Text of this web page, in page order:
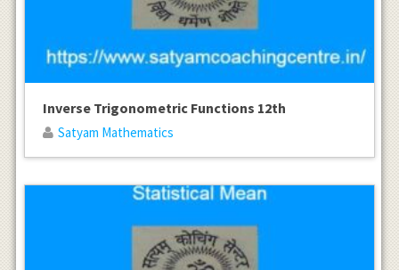
Inverse Trigonometric Functions 12th
Satyam Mathematics